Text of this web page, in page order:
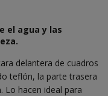
el agua y las
delantera de cuadros
teflón, la parte trasera
Lo hacen ideal para